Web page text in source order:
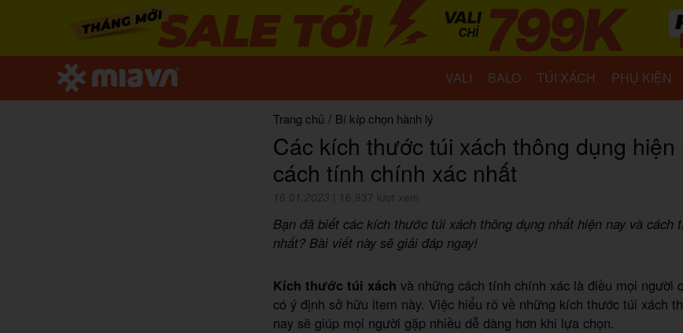
VALI BALO TÚI XÁCH PHỤ KIỆN
Trang chủ / Bí kíp chọn hành lý
Các kích thước túi xách thông dụng hiện
cách tính chính xác nhất
16.01.2023 16,937 lượt xem
Bạn đã biết các kích thước túi xách thông dụng nhất hiện nay và cách
nhất? Bài viết này sẽ giải đáp ngay!
Kích thước túi xách và những cách tính chính xác là điều mọi người
có ý định sở hữu item này. Việc hiểu rõ về những kích thước túi xách
nay sẽ giúp mọi người gặp nhiều dễ dàng hơn khi lựa chọn.